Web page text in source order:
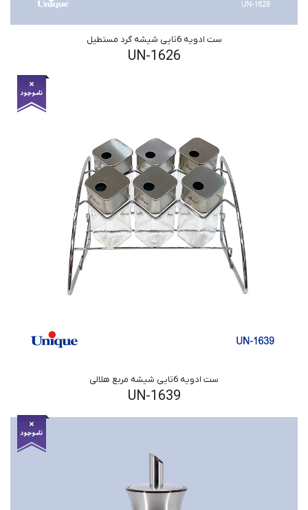
ست ادویه 6تایی شیشه گرد مستطیل
UN-1626
ست ادویه 6تایی شیشه مربع هلالی
UN-1639